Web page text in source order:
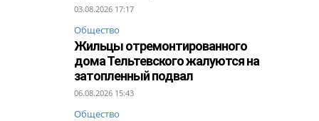
03.08.2026 17:17
Общество
Жильцы отремонтированного
дома Тельтевского жалуются на
затопленный подвал
06.08.2026 15:43
Общество